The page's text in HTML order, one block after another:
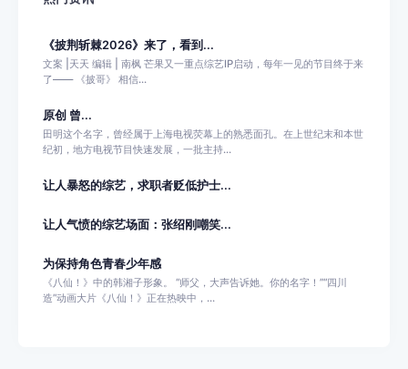
《披荆斩棘2026》来了，看到...
文案 |天天 编辑 | 南枫 芒果又一重点综艺IP启动，每年一见的节目终于来
了—— 《披哥》 相信...
原创 曾...
田明这个名字，曾经属于上海电视荧幕上的熟悉面孔。在上世纪末和本世
纪初，地方电视节目快速发展，一批主持...
让人暴怒的综艺，求职者贬低护士...
让人气愤的综艺场面：张绍刚嘲笑...
为保持角色青春少年感
《八仙！》中的韩湘子形象。 “师父，大声告诉她。你的名字！”“四川
造”动画大片《八仙！》正在热映中，...